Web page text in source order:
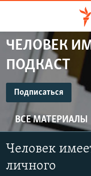
упрощенного
доступа
Вернуться
основному
содержанию
Вернутся
главной
навигации
ПРОГРАММЫ
ПОДКАСТЫ
АВТОРСКИЕ ПРОЕКТЫ
ЦИТАТЫ СВОБОДЫ
МНЕНИЯ
КУЛЬТУРА
IDEL.РЕАЛИИ
ЧЕЛОВЕК
ПОДКАСТ
Подписаться
ВСЕ МАТЕРИАЛЫ
Человек
личного